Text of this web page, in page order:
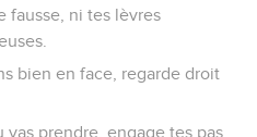
fausse, ni tes lèvres
bien en face, regarde droit
prendre, engage tes pas